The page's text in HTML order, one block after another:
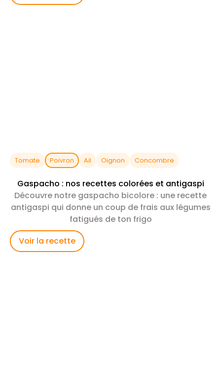
Tomate Poivron Ail Oignon Concombre
Gaspacho : nos recettes colorées et antigaspi
Découvre notre gaspacho bicolore : une recette
antigaspi qui donne un coup de frais aux légumes
fatigués de ton frigo
Voir la recette